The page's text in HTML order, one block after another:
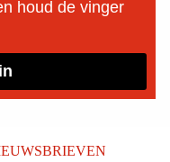
houd de vinger